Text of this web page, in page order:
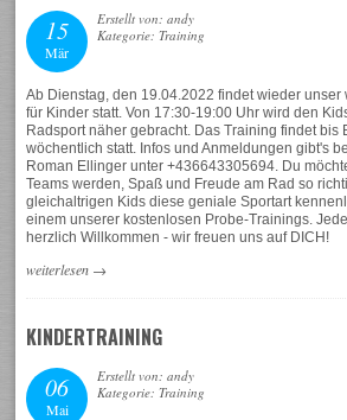
15
Mär
Erstellt von: andy
Kategorie: Training
Ab Dienstag, den 19.04.2022 findet wieder unser
für Kinder statt. Von 17:30-19:00 Uhr wird den
Radsport näher gebracht. Das Training findet bis
wöchentlich statt. Infos und Anmeldungen gibt's
Roman Ellinger unter +436643305694. Du
Teams werden, Spaß und Freude am Rad so
gleichaltrigen Kids diese geniale Sportart
einem unserer kostenlosen Probe-Trainings.
herzlich Willkommen - wir freuen uns auf DICH!
weiterlesen →
KINDERTRAINING
06
Mai
Erstellt von: andy
Kategorie: Training